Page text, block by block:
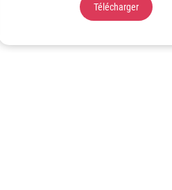
Télécharger